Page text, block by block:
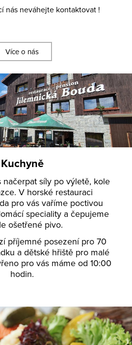
nás neváhejte kontaktovat !
Více o nás
Kuchyně
načerpat síly po výletě, kole
V horské restauraci
pro vás vaříme poctivou
speciality a čepujeme
ošetřené pivo.
příjemné posezení pro 70
a dětské hřiště pro malé
pro vás máme od 10:00
hodin.